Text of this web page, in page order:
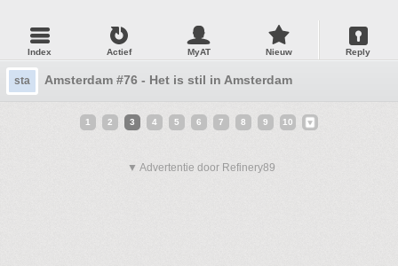
Index Actief MyAT Nieuw Reply
sta Amsterdam #76 - Het is stil in Amsterdam
1 2 3 4 5 6 7 8 9 10
▼ Advertentie door Refinery89